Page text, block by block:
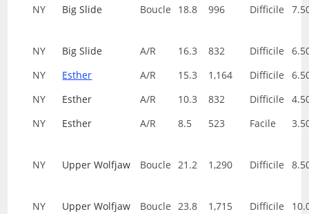
NY Big Slide Boucle 18.8 996 Difficile
NY Big Slide A/R 16.3 832 Difficile
NY
Esther A/R 15.3 1,164 Difficile
NY
Esther A/R 10.3 832 Difficile
NY
Esther A/R 8.5 523 Facile
NY Upper Wolfjaw Boucle 21.2 1,290 Difficile
NY Upper Wolfjaw Boucle 23.8 1,715 Difficile